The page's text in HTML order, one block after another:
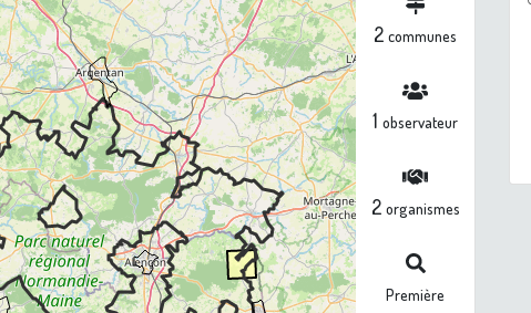
2 communes
1 observateur
2 organismes
Première